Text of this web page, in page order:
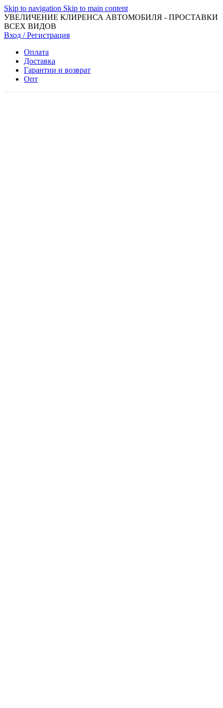
Skip to navigation Skip to main content
УВЕЛИЧЕНИЕ КЛИРЕНСА АВТОМОБИЛЯ - ПРОСТАВКИ
ВСЕХ ВИДОВ
Вход / Регистрация
Оплата
Доставка
Гарантии и возврат
Опт